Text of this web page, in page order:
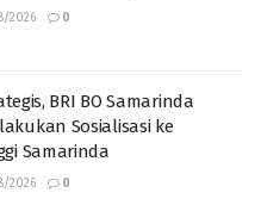
2026 0
BRI BO Samarinda
Sosialisasi ke
Samarinda
2026 0